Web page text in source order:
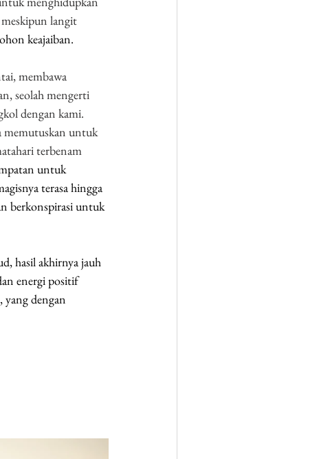
meskipun langit
keajaiban.
membawa
seolah mengerti
dengan kami.
memutuskan untuk
terbenam
untuk
terasa hingga
berkonspirasi untuk
hasil akhirnya jauh
energi positif
yang dengan